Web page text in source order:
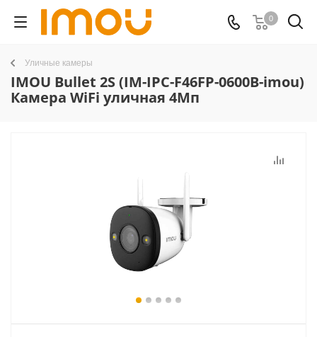
0
Уличные камеры
IMOU Bullet 2S (IM-IPC-F46FP-0600B-imou)
Камера WiFi уличная 4Мп